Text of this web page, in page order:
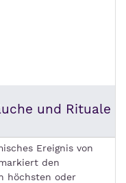
und Rituale
Ereignis von
den
höchsten oder